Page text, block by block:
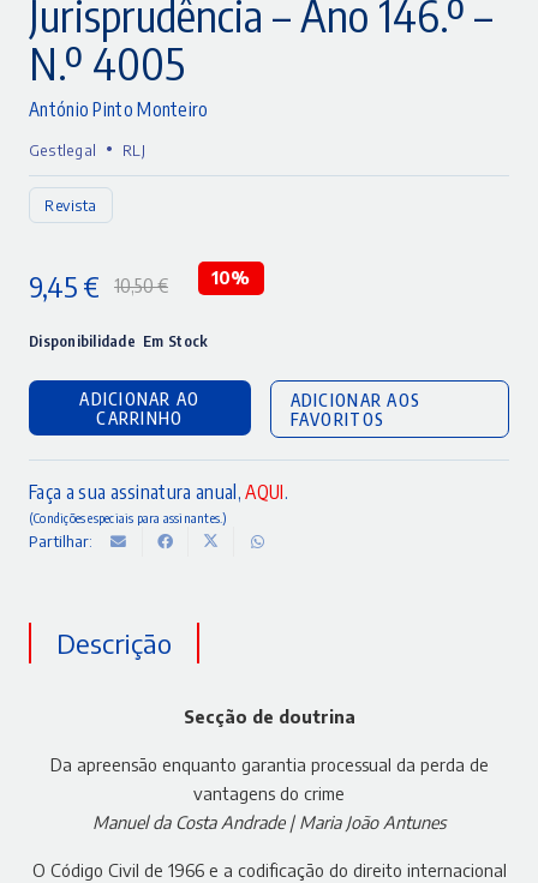
Jurisprudência – Ano 146.º –
N.º 4005
António Pinto Monteiro
Gestlegal • RLJ
Revista
10,50€
preço
original
era:
10,50 €.
9,45 €
preço
atual
é:
9,45 €.
10%
Disponibilidade Em Stock
ADICIONAR AO
CARRINHO
ADICIONAR AOS
FAVORITOS
Faça a sua assinatura anual,AQUI.
(Condições especiais para assinantes.)
Partilhar:
Descrição
Secção de doutrina
Da apreensão enquanto garantia processual da perda de
vantagens do crime
Manuel da Costa Andrade | Maria João Antunes
O Código Civil de 1966 e a codificação do direito internacional